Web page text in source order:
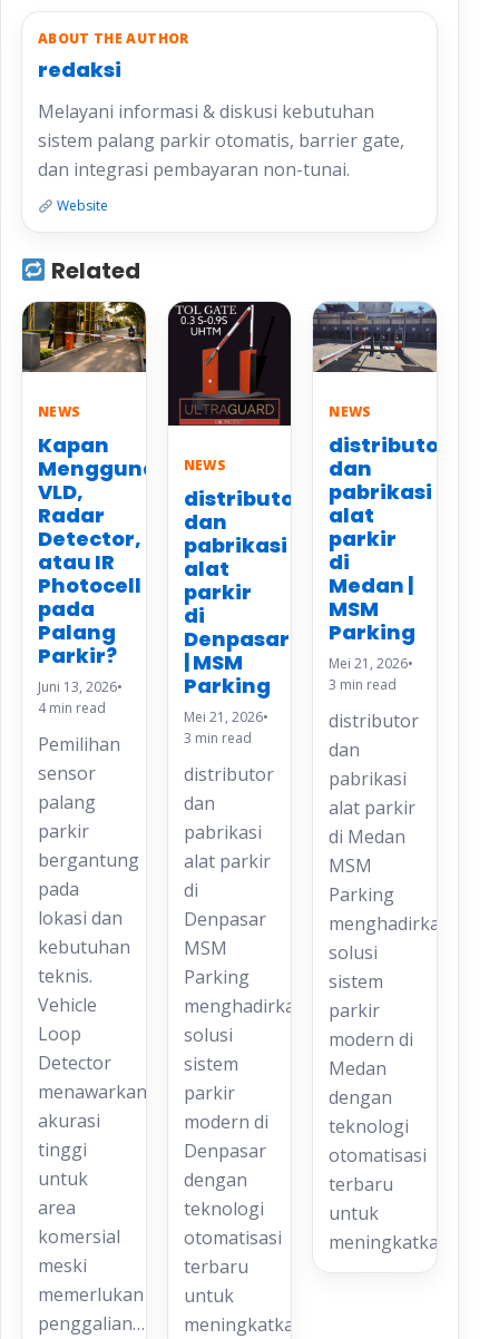
ABOUT THE AUTHOR
redaksi
Melayani informasi & diskusi kebutuhan
sistem palang parkir otomatis, barrier gate,
dan integrasi pembayaran non-tunai.
Website
Related
NEWS
Kapan
Menggunakan
VLD,
Radar
Detector,
atau IR
Photocell
pada
Palang
Parkir?
Juni 13, 2026•
4 min read
Pemilihan
sensor
palang
parkir
bergantung
pada
lokasi dan
kebutuhan
teknis.
Vehicle
Loop
Detector
menawarkan
akurasi
tinggi
untuk
area
komersial
meski
memerlukan
penggalian…
NEWS
distributor
dan
pabrikasi
alat
parkir
di
Denpasar
| MSM
Parking
Mei 21, 2026•
3 min read
distributor
dan
pabrikasi
alat parkir
di
Denpasar
MSM
Parking
menghadirkan
solusi
sistem
parkir
modern di
Denpasar
dengan
teknologi
otomatisasi
terbaru
untuk
meningkatkan…
NEWS
distributor
dan
pabrikasi
alat
parkir
di
Medan |
MSM
Parking
Mei 21, 2026•
3 min read
distributor
dan
pabrikasi
alat parkir
di Medan
MSM
Parking
menghadirkan
solusi
sistem
parkir
modern di
Medan
dengan
teknologi
otomatisasi
terbaru
untuk
meningkatkan…